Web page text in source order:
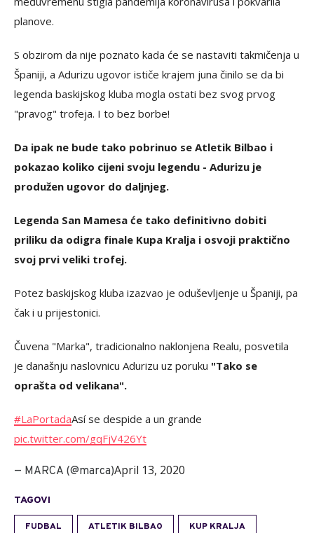
planove.
S obzirom da nije poznato kada će se nastaviti takmičenja u
Španiji, a Adurizu ugovor ističe krajem juna činilo se da bi
legenda baskijskog kluba mogla ostati bez svog prvog
"pravog" trofeja. I to bez borbe!
Da ipak ne bude tako pobrinuo se Atletik Bilbao i
pokazao koliko cijeni svoju legendu - Adurizu je
produžen ugovor do daljnjeg.
Legenda San Mamesa će tako definitivno dobiti
priliku da odigra finale Kupa Kralja i osvoji praktično
svoj prvi veliki trofej.
Potez baskijskog kluba izazvao je oduševljenje u Španiji, pa
čak i u prijestonici.
Čuvena "Marka", tradicionalno naklonjena Realu, posvetila
je današnju naslovnicu Adurizu uz poruku "Tako se
oprašta od velikana".
#LaPortadaAsí se despide a un grande
pic.twitter.com/gqFjV426Yt
— MARCA (@marca)April 13, 2020
TAGOVI
FUDBAL ATLETIK BILBAO KUP KRALJA